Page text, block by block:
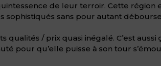
de leur terroir. Cette région
sophistiqués sans pour autant
/ prix quasi inégalé. C’est aussi
pour qu’elle puisse à son tour